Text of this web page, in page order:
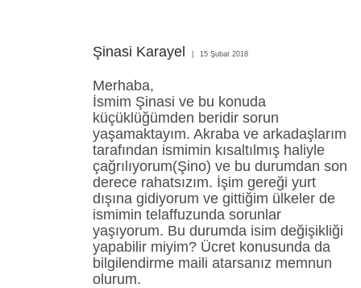
Şinasi Karayel 15 Şubat 2018
Merhaba,
İsmim Şinasi ve bu konuda
küçüklüğümden beridir sorun
yaşamaktayım. Akraba ve arkadaşlarım
tarafından ismimin kısaltılmış haliyle
çağrılıyorum(Şino) ve bu durumdan son
derece rahatsızım. İşim gereği yurt
dışına gidiyorum ve gittiğim ülkeler de
ismimin telaffuzunda sorunlar
yaşıyorum. Bu durumda isim değişikliği
yapabilir miyim? Ücret konusunda da
bilgilendirme maili atarsanız memnun
olurum.